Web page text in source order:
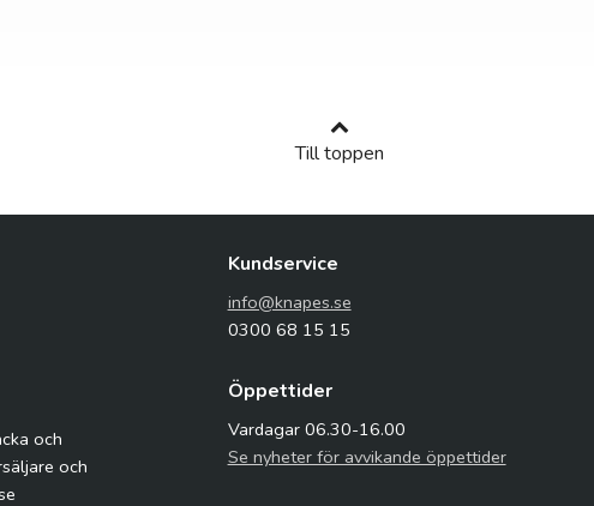
Till toppen
och
och
Kundservice
info@knapes.se
0300 68 15 15
Öppettider
Vardagar 06.30-16.00
Se nyheter för avvikande öppettider